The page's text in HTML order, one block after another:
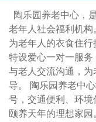
陶乐园养老中心，
老年人社会福利机构
为老年人的衣食住
特设爱心一对一服
与老人交流沟通，
导。 陶乐园养老中
号，交通便利、环境
颐养天年的理想家